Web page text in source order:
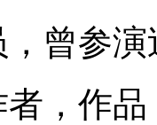
曾参
，作